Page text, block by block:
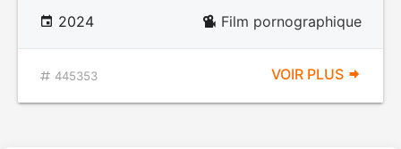
2024 Film pornographique
445353 VOIR PLUS